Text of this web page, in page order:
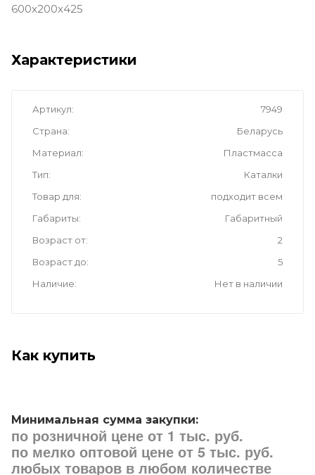
600x200x425
Характеристики
Артикул
7949
Страна
Беларусь
Материал
Пластмасса
Тип
Каталки
Товар для
подходит всем
Габариты
Габаритный
Возраст от
2
Возраст до
5
Наличие
Нет в наличии
Как купить
Минимальная сумма закупки:
по розничной цене от 1 тыс. руб.
по мелко оптовой цене от 5 тыс. руб.
любых товаров в любом количестве